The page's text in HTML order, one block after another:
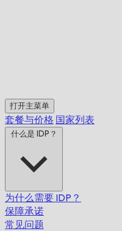
打开主菜单
套餐与价格 国家列表
什么是 IDP？
为什么需要 IDP？
保障承诺
常见问题